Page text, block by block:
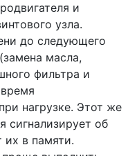
и
узла.
до следующего
масла,
фильтра и
нагрузке. Этот же
сигнализирует об
их в памяти.